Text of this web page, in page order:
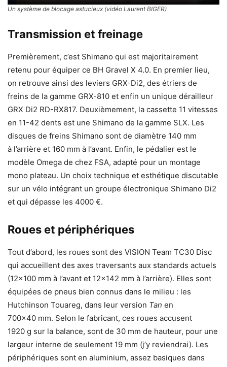
Un système de blocage astucieux (vidéo Laurent BIGER)
Transmission et freinage
Premièrement, c’est Shimano qui est majoritairement
retenu pour équiper ce BH Gravel X 4.0. En premier lieu,
on retrouve ainsi des leviers GRX-Di2, des étriers de
freins de la gamme GRX-810 et enfin un unique dérailleur
GRX Di2 RD-RX817. Deuxièmement, la cassette 11 vitesses
en 11-42 dents est une Shimano de la gamme SLX. Les
disques de freins Shimano sont de diamètre 140 mm
à l’arrière et 160 mm à l’avant. Enfin, le pédalier est le
modèle Omega de chez FSA, adapté pour un montage
mono plateau. Un choix technique et esthétique discutable
sur un vélo intégrant un groupe électronique Shimano Di2
et qui dépasse les 4000 €.
Roues et périphériques
Tout d’abord, les roues sont des VISION Team TC30 Disc
qui accueillent des axes traversants aux standards actuels
(12×100 mm à l’avant et 12×142 mm à l’arrière). Elles sont
équipées de pneus bien connus dans le milieu : les
Hutchinson Touareg, dans leur version Tan en
700×40 mm. Selon le fabricant, ces roues accusent
1920 g sur la balance, sont de 30 mm de hauteur, pour une
largeur interne de seulement 19 mm (j’y reviendrai). Les
périphériques sont en aluminium, assez basiques dans